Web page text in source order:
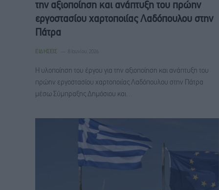
την αξιοποίηση και ανάπτυξη του πρώην
εργοστασίου χαρτοποιίας Λαδόπουλου στην
Πάτρα
ΕΙΔΉΣΕΙΣ 8 Ιουνίου, 2026
Η υλοποίηση του έργου για την αξιοποίηση και ανάπτυξη του
πρώην εργοστασίου χαρτοποιίας Λαδόπουλου στην Πάτρα
μέσω Σύμπραξης Δημόσιου και…